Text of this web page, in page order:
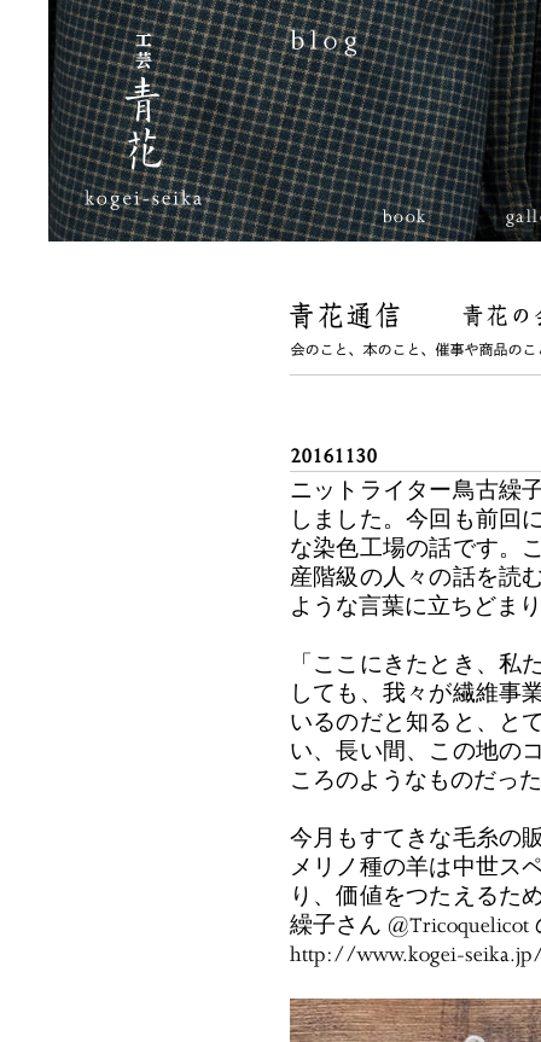
book
20161130
ニットライター鳥古繰
しました。今回も前回
な染色工場の話です。
産階級の人々の話を読
ような言葉に立ちどま
「ここにきたとき、私
しても、我々が繊維事
いるのだと知ると、と
い、長い間、この地の
ころのようなものだっ
今月もすてきな毛糸の
メリノ種の羊は中世ス
り、価値をつたえるた
繰子さん
http://www.kogei-